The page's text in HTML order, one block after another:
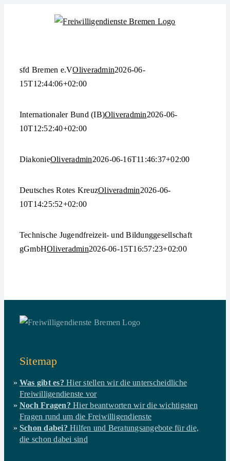
sfd Bremen e.VOliveradmin2026-06-
15T12:44:06+02:00
Internationaler Bund (IB)Oliveradmin2026-06-
10T12:52:40+02:00
DiakonieOliveradmin2026-06-16T11:46:37+02:00
Deutsches Rotes KreuzOliveradmin2026-06-
10T14:25:52+02:00
Technische Jugendfreizeit- und Bildunggesellschaft
gGmbHOliveradmin2026-06-15T16:57:23+02:00
Sitemap
Was gibt es? Hier stellen wir die unterscheidliche
Freiwilligendienste vor
Noch Fragen? Hier beantworten wir die wichtigsten
Fragen rund um die Freiwilligendienste
Schon dabei? Hilfen und Beratungsangebote für die,
die schon dabei sind